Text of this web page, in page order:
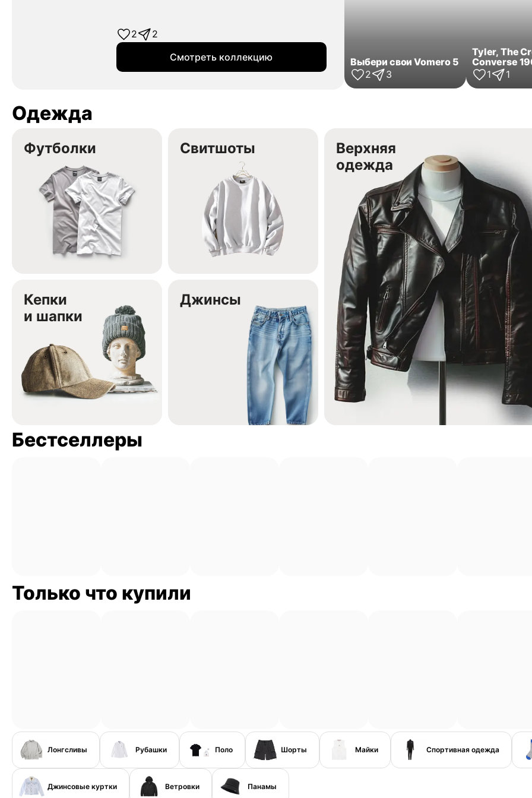
2
2
Смотреть коллекцию
Выбери свои Vomero 5
2
3
Tyler, The
Converse
1
1
Одежда
Верхняя
одежда
Футболки Свитшоты
Кепки
и шапки
Джинсы
Бестселлеры
Только что купили
Лонгсливы Рубашки Поло Шорты Майки Спортивная одежда
Джинсовые куртки Ветровки Панамы